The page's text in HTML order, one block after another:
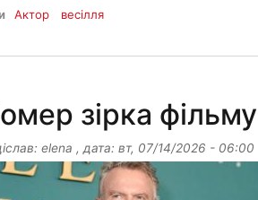
Актор весілля
зірка
elena , дата: вт, 07/14/2026 - 06:00